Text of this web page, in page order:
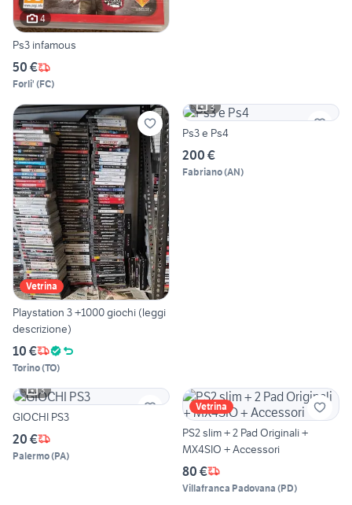
4
Ps3 infamous
50 €
Forli' (FC)
Vetrina
Playstation 3 +1000 giochi (leggi
descrizione)
10 €
Torino(TO)
3
Ps3 e Ps4
200 €
Fabriano(AN)
3
GIOCHI PS3
20 €
Palermo(PA)
Vetrina
PS2 slim + 2 Pad Originali +
MX4SIO + Accessori
80 €
Villafranca Padovana (PD)